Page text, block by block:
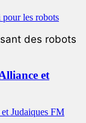
des robots
et